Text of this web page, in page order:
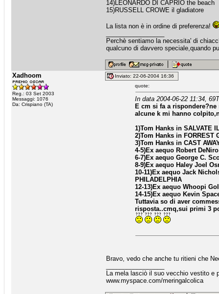
14)LEONARDO DI CAPRIO the beach
15)RUSSELL CROWE il gladiatore
La lista non è in ordine di preferenza!
Perchè sentiamo la necessita' di
qualcuno di davvero speciale,quando
Xadhoom
Reg.: 03 Set 2003
Messaggi: 1076
Da: Crispiano (TA)
Inviato: 22-06-2004 16:36
quote:
In data 2004-06-22 11:34,
E cm si fa a
alcune k mi hanno
1)Tom Hanks in SALVATE
2)Tom Hanks in FORREST
3)Tom Hanks in CAST
4-5)Ex aequo Robert
6-7)Ex aequo George C.
8-9)Ex aequo Haley Joel
10-11)Ex aequo Jack
PHILADELPHIA
12-13)Ex aequo Whoopi
14-15)Ex aequo Kevin
Tuttavia so di aver
risposta..cmq,sui primi 3
Bravo, vedo che anche tu ritieni che
La mela lasciò il suo vecchio vestito e
www.myspace.com/meringalcolica